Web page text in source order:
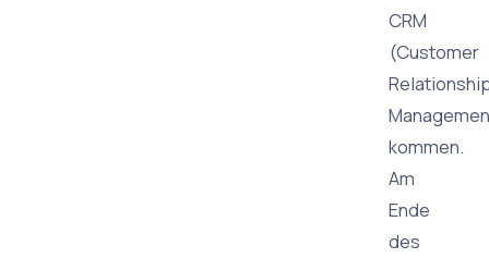
CRM
(Customer
kommen.
Am
Ende
des